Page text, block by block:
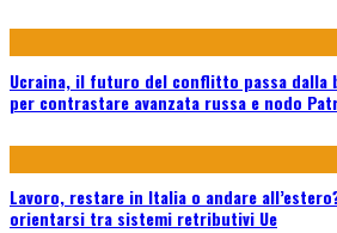
Ucraina, il futuro del conflitto passa
per contrastare avanzata russa e nodo
Lavoro, restare in Italia o andare
orientarsi tra sistemi retributivi Ue